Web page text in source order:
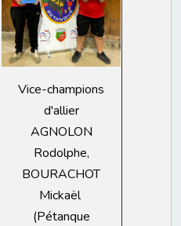
Vice-champions
d'allier
AGNOLON
Rodolphe,
BOURACHOT
Mickaël
(Pétanque